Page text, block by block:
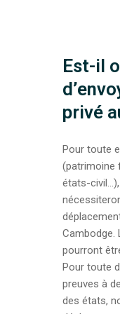
Est-il
privé
Pour toute
(patrimoine
états-
Cambodge.
pourront
Pour toute
preuves à
des états,